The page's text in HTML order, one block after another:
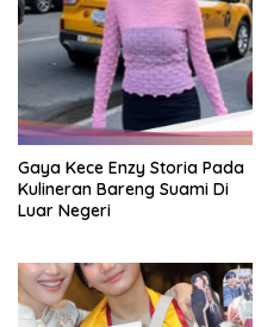
Gaya Kece Enzy Storia Pada
Kulineran Bareng Suami Di
Luar Negeri